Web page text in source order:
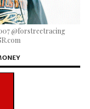
@forstreetracing